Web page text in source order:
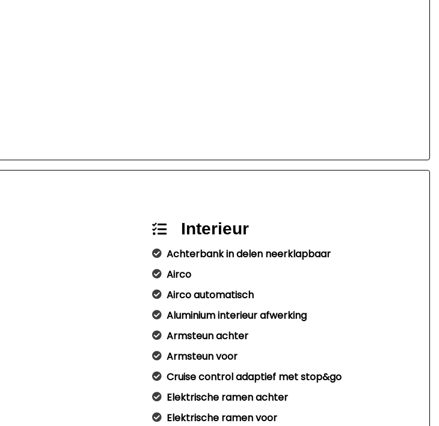
Interieur
Achterbank in delen neerklapbaar
Airco
Airco automatisch
Aluminium interieur afwerking
Armsteun achter
Armsteun voor
Cruise control adaptief met stop&go
Elektrische ramen achter
Elektrische ramen voor